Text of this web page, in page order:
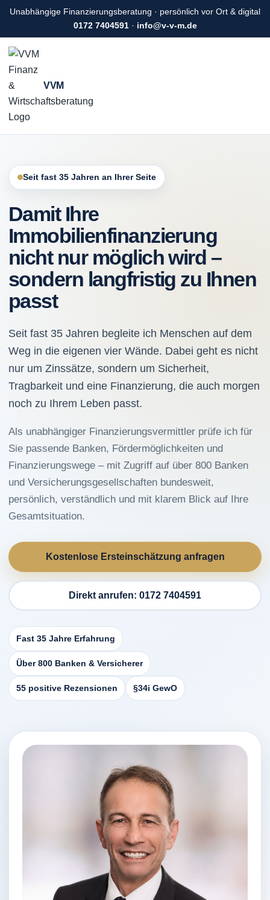
Unabhängige Finanzierungsberatung · persönlich vor Ort & digital
0172 7404591· info@v-v-m.de
VVM
Seit fast 35 Jahren an Ihrer Seite
Damit Ihre
Immobilienfinanzierung
nicht nur möglich wird –
sondern langfristig zu Ihnen
passt
Seit fast 35 Jahren begleite ich Menschen auf dem
Weg in die eigenen vier Wände. Dabei geht es nicht
nur um Zinssätze, sondern um Sicherheit,
Tragbarkeit und eine Finanzierung, die auch morgen
noch zu Ihrem Leben passt.
Als unabhängiger Finanzierungsvermittler prüfe ich für
Sie passende Banken, Fördermöglichkeiten und
Finanzierungswege – mit Zugriff auf über 800 Banken
und Versicherungsgesellschaften bundesweit,
persönlich, verständlich und mit klarem Blick auf Ihre
Gesamtsituation.
Kostenlose Ersteinschätzung anfragen
Direkt anrufen: 0172 7404591
Fast 35 Jahre Erfahrung
Über 800 Banken & Versicherer
55 positive Rezensionen §34i GewO